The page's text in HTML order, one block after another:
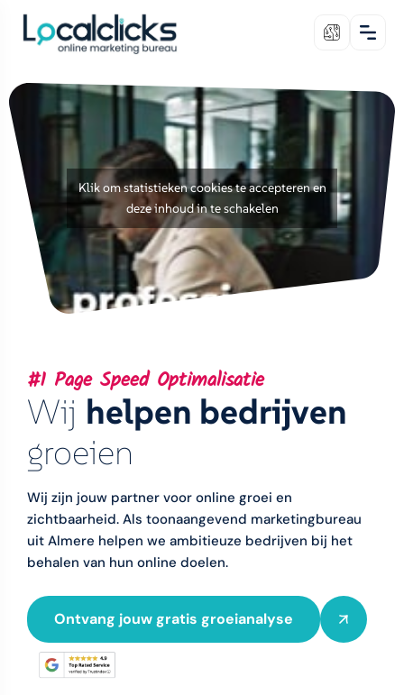
#1 Page Speed Optimalisatie
Wij helpen bedrijven
groeien
Wij zijn jouw partner voor online groei en
zichtbaarheid. Als toonaangevend marketingbureau
uit Almere helpen we ambitieuze bedrijven bij het
behalen van hun online doelen.
Ontvang jouw gratis groeianalyse
Klik om statistieken cookies te accepteren en
deze inhoud in te schakelen